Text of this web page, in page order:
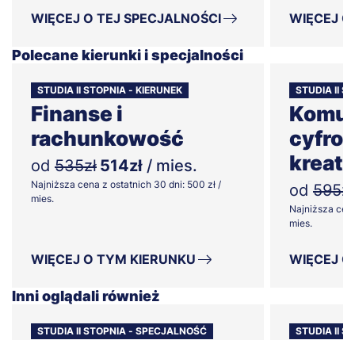
WIĘCEJ O TEJ SPECJALNOŚCI WIĘCEJ
Polecane kierunki i specjalności
STUDIA II STOPNIA - KIERUNEK
Finanse i
rachunkowość
od 535zł 514zł / mies.
Najniższa cena z ostatnich 30 dni: 500 zł /
mies.
WIĘCEJ O TYM KIERUNKU
STUDIA II
od 595zł
Najniższa
mies.
WIĘCEJ
Inni oglądali również
STUDIA II STOPNIA - SPECJALNOŚĆ STUDIA II